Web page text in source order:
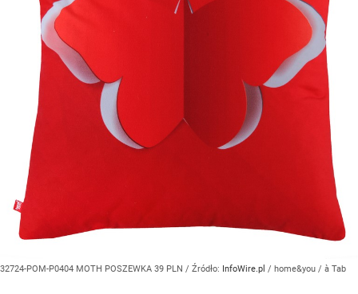
32724-POM-P0404 MOTH POSZEWKA 39 PLN / Źródło: InfoWire.pl / home&you / à Tab